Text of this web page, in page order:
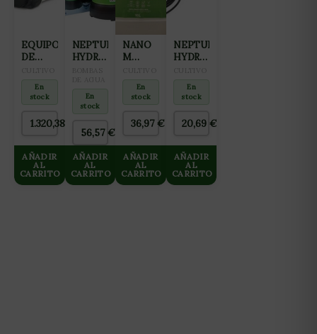
EQUIPO
DE
INVERSA
GROWMAX
L/DIA
HASTA
En
stock
1.320,38
AÑADIR
AL
CARRITO
NEPTUNE
HYDROPONICS
NH-
11000
En
stock
56,57€
AÑADIR
AL
CARRITO
NANO
M
ALL IN
ONE
CULTIVO
DE
10L
En
stock
36,97€
AÑADIR
AL
CARRITO
NEPTUNE
HYDROPONICS
CALOR
60W
En
stock
20,69 €
AÑADIR
AL
CARRITO